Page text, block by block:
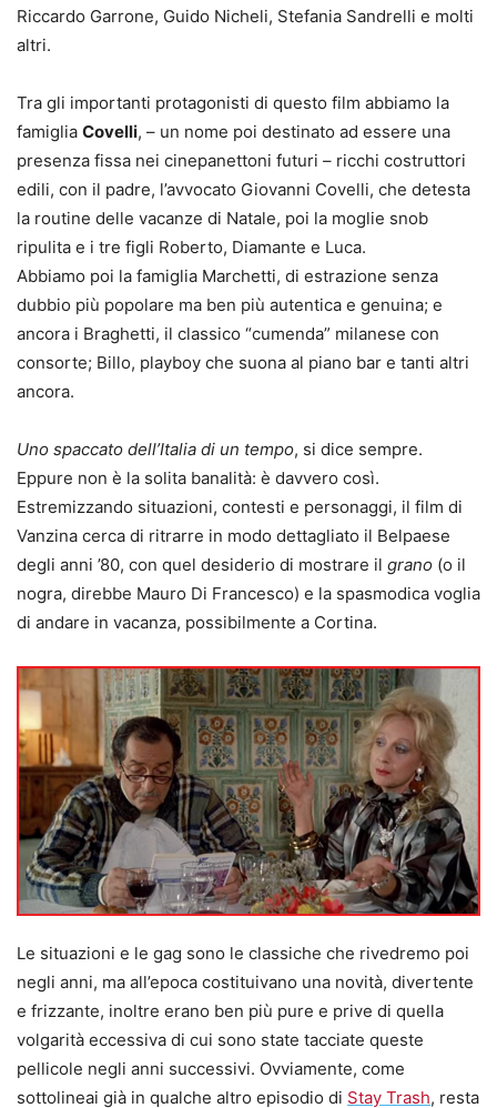
Riccardo Garrone, Guido Nicheli, Stefania Sandrelli e molti
altri.
Tra gli importanti protagonisti di questo film abbiamo la
famiglia Covelli, – un nome poi destinato ad essere una
presenza fissa nei cinepanettoni futuri – ricchi costruttori
edili, con il padre, l’avvocato Giovanni Covelli, che detesta
la routine delle vacanze di Natale, poi la moglie snob
ripulita e i tre figli Roberto, Diamante e Luca.
Abbiamo poi la famiglia Marchetti, di estrazione senza
dubbio più popolare ma ben più autentica e genuina; e
ancora i Braghetti, il classico “cumenda” milanese con
consorte; Billo, playboy che suona al piano bar e tanti altri
ancora.
Uno spaccato dell’Italia di un tempo, si dice sempre.
Eppure non è la solita banalità: è davvero così.
Estremizzando situazioni, contesti e personaggi, il film di
Vanzina cerca di ritrarre in modo dettagliato il Belpaese
degli anni ’80, con quel desiderio di mostrare il grano (o il
nogra, direbbe Mauro Di Francesco) e la spasmodica voglia
di andare in vacanza, possibilmente a Cortina.
Le situazioni e le gag sono le classiche che rivedremo poi
negli anni, ma all’epoca costituivano una novità, divertente
e frizzante, inoltre erano ben più pure e prive di quella
volgarità eccessiva di cui sono state tacciate queste
pellicole negli anni successivi. Ovviamente, come
sottolineai già in qualche altro episodio di Stay Trash, resta